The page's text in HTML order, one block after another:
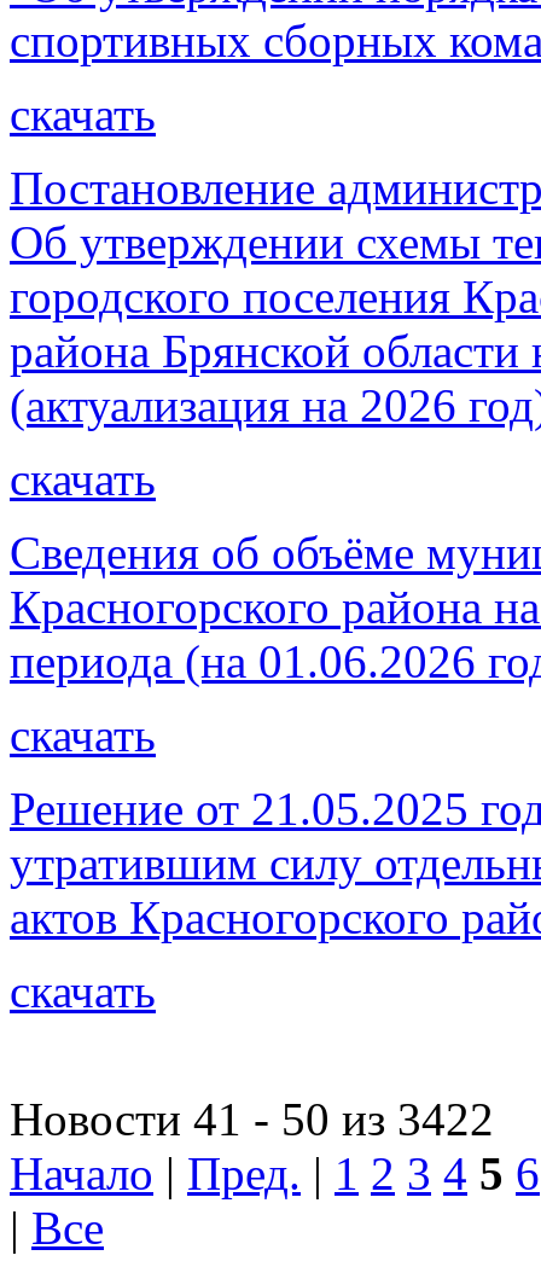
спортивных сборных
скачать
Постановление
Об утверждении схемы
городского поселения
района Брянской
(актуализация на 2026
скачать
Сведения об объёме
Красногорского района
периода (на 01.06.2026
скачать
Решение от 21.05.2025
утратившим силу
актов Красногорского
скачать
Новости 41 - 50 из 3422
Начало | Пред. | 1 2 3 4 5 6
| Все